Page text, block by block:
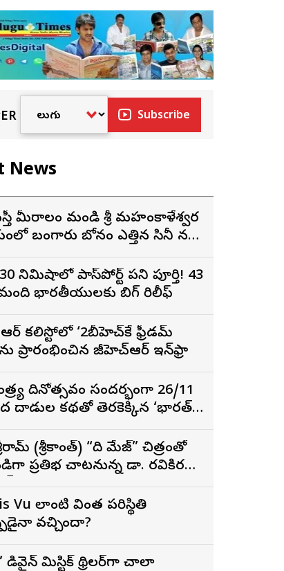
Subscribe
News
మీరాలం మండి శ్రీ మహంకాళేశ్వర
బంగారు బోనం ఎత్తిన సినీ నటి,
30 నిమిషాల్లో పాస్‌పోర్ట్ పని పూర్తి! 43
మంది భారతీయులకు బిగ్ రిలీఫ్
కల్లిస్టోలో ‘2బీహెచ్‌కే ఫ్రీడమ్
ప్రారంభించిన జీహెచ్ఆర్ ఇన్‌ఫ్రా
దినోత్సవం సందర్భంగా 26/11
దాడుల కథతో తెరకెక్కిన ‘భారత్
(శ్రీకాంత్) “ది మేజ్” చిత్రంతో
ప్రతిభ చాటనున్న డా. రవికిరణ్
Vu లాంటి వింత పరిస్థితి
వచ్చిందా?
డివైన్ మిస్టిక్ థ్రిల్లర్‌గా చాలా